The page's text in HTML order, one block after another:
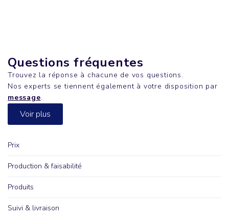
Questions fréquentes
Trouvez la réponse à chacune de vos questions.
Nos experts se tiennent également à votre disposition par
message.
Voir plus
Prix
Production & faisabilité
Produits
Suivi & livraison